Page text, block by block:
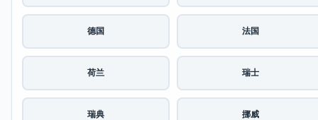
德国 法国
荷兰 瑞士
瑞典 挪威